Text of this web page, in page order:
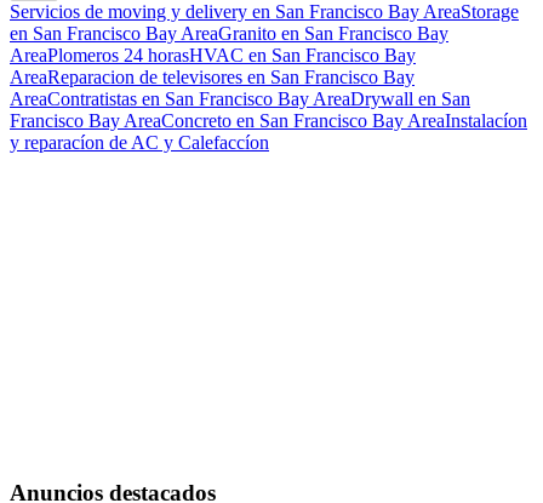
Servicios de moving y delivery en San Francisco Bay AreaStorage
en San Francisco Bay AreaGranito en San Francisco Bay
AreaPlomeros 24 horasHVAC en San Francisco Bay
AreaReparacion de televisores en San Francisco Bay
AreaContratistas en San Francisco Bay AreaDrywall en San
Francisco Bay AreaConcreto en San Francisco Bay AreaInstalacíon
y reparacíon de AC y Calefaccíon
Anuncios destacados